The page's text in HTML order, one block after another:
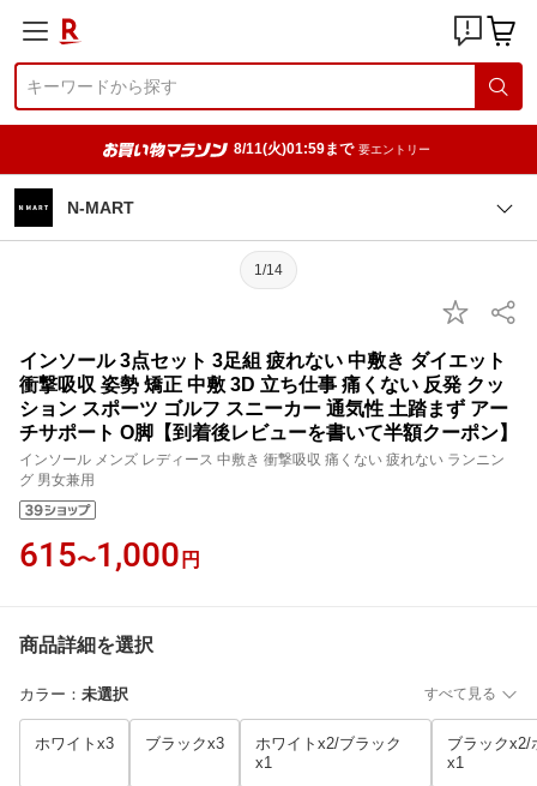
8/11(火)01:59まで 要エントリー
N-MART
1/14
インソール 3点セット 3足組 疲れない 中敷き ダイエット
衝撃吸収 姿勢 矯正 中敷 3D 立ち仕事 痛くない 反発 クッ
ション スポーツ ゴルフ スニーカー 通気性 土踏まず アー
チサポート O脚【到着後レビューを書いて半額クーポン】
インソール メンズ レディース 中敷き 衝撃吸収 痛くない 疲れない ランニン
グ 男女兼用
615〜1,000 円
商品詳細を選択
カラー ： 未選択 すべて見る
ホワイトx3 ブラックx3
ホワイトx2/ブラック
x1
ブラックx2/
x1